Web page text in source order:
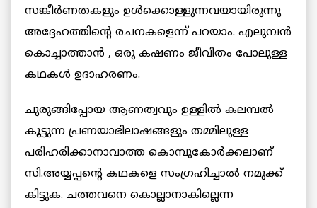
സങ്കീര്‍ണതകളും ഉള്‍ക്കൊള്ളുന്നവയായിരുന്നു
അദ്ദേഹത്തിന്റെ രചനകളെന്ന് പറയാം. എലുമ്പൻ
കൊച്ചാത്താൻ , ഒരു കഷണം ജീവിതം പോലുള്ള
കഥകൾ ഉദാഹരണം.
ചുരുങ്ങിപ്പോയ ആണത്വവും ഉള്ളിൽ കലമ്പല്‍
കൂട്ടുന്ന പ്രണയാഭിലാഷങ്ങളും തമ്മിലുള്ള
പരിഹരിക്കാനാവാത്ത കൊമ്പുകോര്‍ക്കലാണ്
സി.അയ്യപ്പന്റെ കഥകളെ സംഗ്രഹിച്ചാല്‍ നമുക്ക്
കിട്ടുക. ചത്തവനെ കൊല്ലാനാകില്ലെന്ന